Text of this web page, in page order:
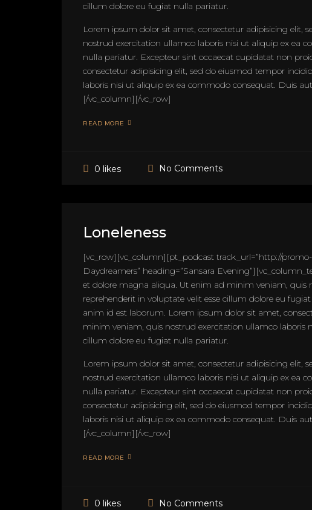
cillum dolore eu fugiat nulla pariatur.
Lorem ipsum dolor sit amet, consectetur adipisicing
nostrud exercitation ullamco laboris nisi ut aliquip ex ea
nulla pariatur. Excepteur sint occaecat cupidatat non
consectetur adipisicing elit, sed do eiusmod tempor
laboris nisi ut aliquip ex ea commodo consequat. Duis
[/vc_column][/vc_row]
READ MORE
0 likes No Comments
Loneleness
[vc_row][vc_column][pt_podcast track_url=”http://
Daydreamers” heading=”Sansara
et dolore magna aliqua. Ut enim ad minim veniam, quis
reprehenderit in voluptate velit esse cillum dolore eu
anim id est laborum. Lorem ipsum dolor sit amet,
minim veniam, quis nostrud exercitation ullamco laboris
cillum dolore eu fugiat nulla pariatur.
Lorem ipsum dolor sit amet, consectetur adipisicing
nostrud exercitation ullamco laboris nisi ut aliquip ex ea
nulla pariatur. Excepteur sint occaecat cupidatat non
consectetur adipisicing elit, sed do eiusmod tempor
laboris nisi ut aliquip ex ea commodo consequat. Duis
[/vc_column][/vc_row]
READ MORE
0 likes No Comments